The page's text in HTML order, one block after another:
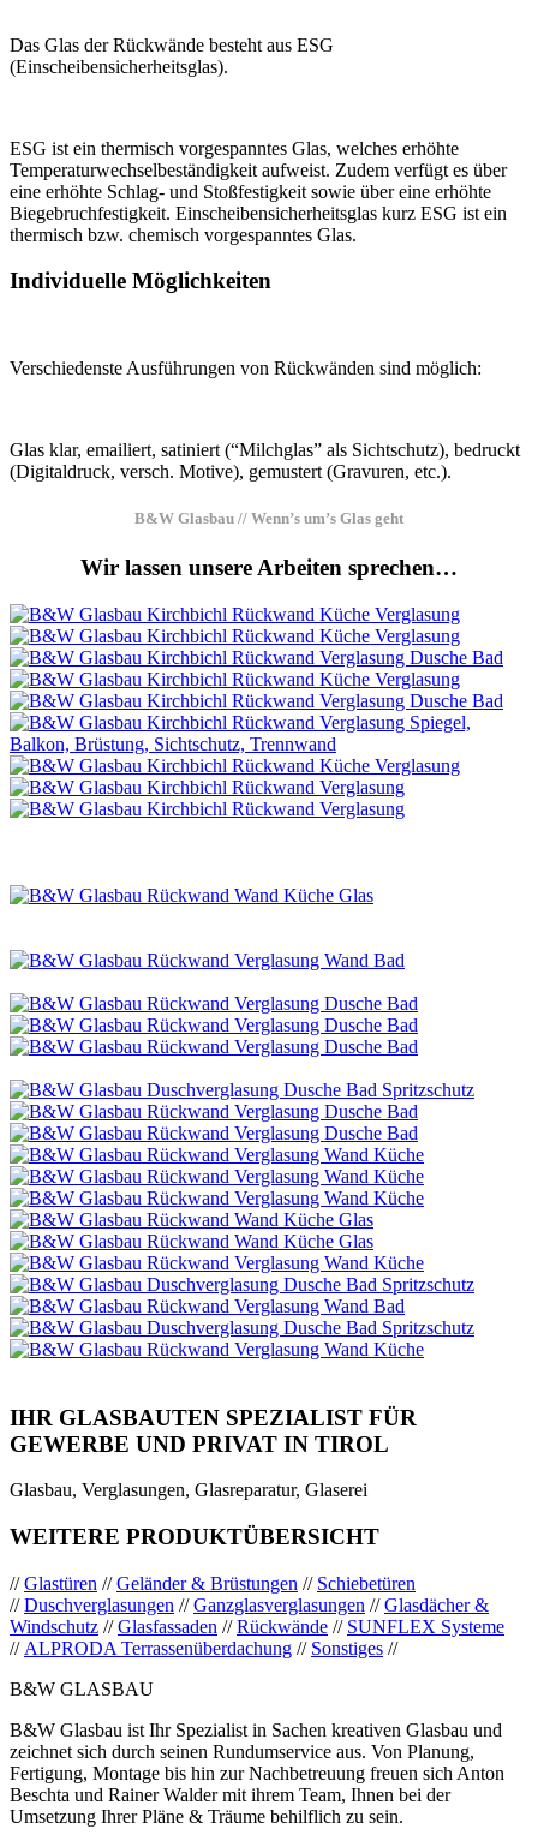
Das Glas der Rückwände besteht aus ESG
(Einscheibensicherheitsglas).
ESG ist ein thermisch vorgespanntes Glas, welches erhöhte
Temperaturwechselbeständigkeit aufweist. Zudem verfügt es über
eine erhöhte Schlag- und Stoßfestigkeit sowie über eine erhöhte
Biegebruchfestigkeit. Einscheibensicherheitsglas kurz ESG ist ein
thermisch bzw. chemisch vorgespanntes Glas.
Individuelle Möglichkeiten
Verschiedenste Ausführungen von Rückwänden sind möglich:
Glas klar, emailiert, satiniert (“Milchglas” als Sichtschutz), bedruckt
(Digitaldruck, versch. Motive), gemustert (Gravuren, etc.).
B&W Glasbau // Wenn’s um’s Glas geht
Wir lassen unsere Arbeiten sprechen…
IHR GLASBAUTEN SPEZIALIST FÜR
GEWERBE UND PRIVAT IN TIROL
Glasbau, Verglasungen, Glasreparatur, Glaserei
WEITERE PRODUKTÜBERSICHT
//Glastüren //Geländer & Brüstungen // Schiebetüren
//Duschverglasungen //Ganzglasverglasungen //Glasdächer &
Windschutz //Glasfassaden //Rückwände // SUNFLEX Systeme
// ALPRODA Terrassenüberdachung // Sonstiges //
B&W GLASBAU
B&W Glasbau ist Ihr Spezialist in Sachen kreativen Glasbau und
zeichnet sich durch seinen Rundumservice aus. Von Planung,
Fertigung, Montage bis hin zur Nachbetreuung freuen sich Anton
Beschta und Rainer Walder mit ihrem Team, Ihnen bei der
Umsetzung Ihrer Pläne & Träume behilflich zu sein.